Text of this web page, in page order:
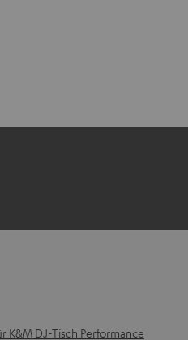
K&M DJ-Tisch Performance